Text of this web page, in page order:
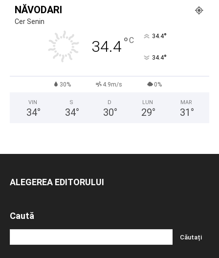
NĂVODARI
Cer Senin
34.4°C 34.4°
34.4°
30% 4.9m/s 0%
VIN
34°
S
34°
D
30°
LUN
29°
MAR
31 °
ALEGEREA EDITORULUI
Caută